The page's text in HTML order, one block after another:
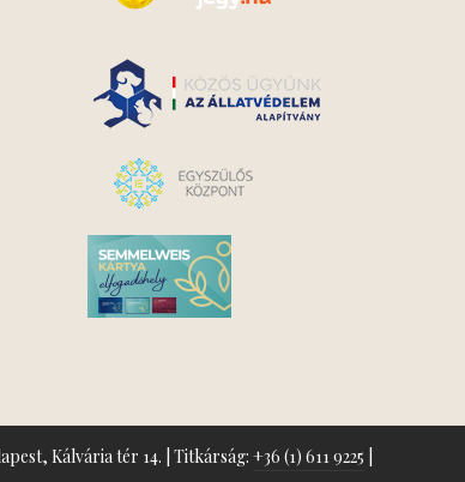
Kálvária tér 14. | Titkárság: +36 (1) 611 9225